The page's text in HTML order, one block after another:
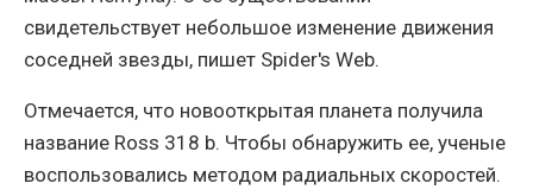
свидетельствует небольшое изменение движения
соседней звезды, пишет Spider's Web.
Отмечается, что новооткрытая планета получила
название Ross 318 b. Чтобы обнаружить ее, ученые
воспользовались методом радиальных скоростей.